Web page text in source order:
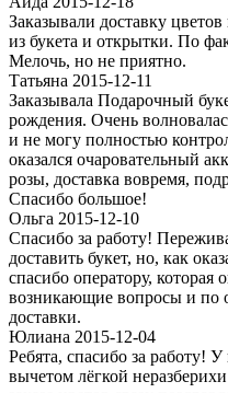
Заказывали доставку
из букета и открытки. По
Мелочь, но не приятно.
Татьяна 2015-12-11
Заказывала Подарочный
рождения. Очень
и не могу полностью
оказался очаровательный
розы, доставка вовремя,
Спасибо большое!
Ольга 2015-12-10
Спасибо за работу!
доставить букет, но, как
спасибо оператору, которая
возникающие вопросы и по
доставки.
Юлиана 2015-12-04
Ребята, спасибо за работу! У
вычетом лёгкой